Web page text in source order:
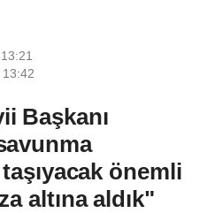
Başkanı
önemli
altına aldık"